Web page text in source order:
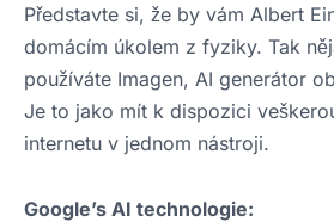
Představte si, že by vám Albert
domácím úkolem z fyziky. Tak
používáte Imagen, AI generátor
Je to jako mít k dispozici
internetu v jednom nástroji.
Google’s AI technologie: